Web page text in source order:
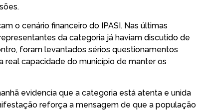
o cenário financeiro do IPASI. Nas últimas
da categoria já haviam discutido de
foram levantados sérios questionamentos
real capacidade do município de manter os
evidencia que a categoria está atenta e unida
reforça a mensagem de que a população